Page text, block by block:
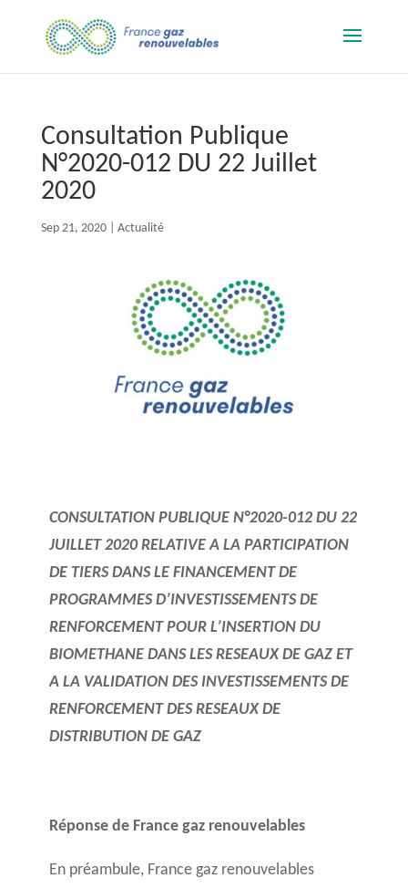
Consultation Publique
N°2020-012 DU 22 Juillet
2020
Sep 21, 2020| Actualité
CONSULTATION PUBLIQUE N°2020-012 DU 22
JUILLET 2020 RELATIVE A LA PARTICIPATION
DE TIERS DANS LE FINANCEMENT DE
PROGRAMMES D’INVESTISSEMENTS DE
RENFORCEMENT POUR L’INSERTION DU
BIOMETHANE DANS LES RESEAUX DE GAZ ET
A LA VALIDATION DES INVESTISSEMENTS DE
RENFORCEMENT DES RESEAUX DE
DISTRIBUTION DE GAZ
Réponse de France gaz renouvelables
En préambule, France gaz renouvelables